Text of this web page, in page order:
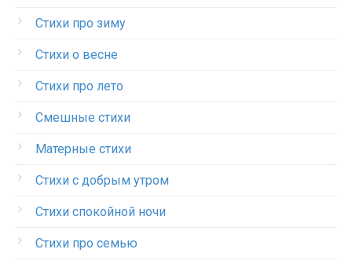
Стихи про зиму
Стихи о весне
Стихи про лето
Смешные стихи
Матерные стихи
Стихи с добрым утром
Стихи спокойной ночи
Стихи про семью